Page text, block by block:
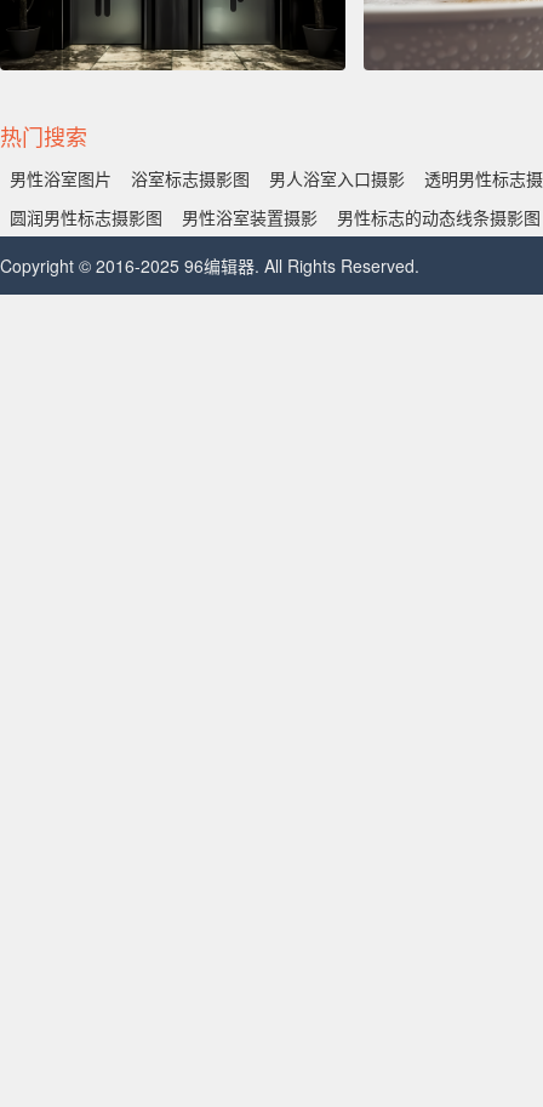
热门搜索
男性浴室图片 浴室标志摄影图 男人浴室入口摄影
透明男性标志
圆润男性标志摄影图
男性浴室装置摄影
男性标志的动态线条摄影图
Copyright © 2016-2025 96编辑器. All Rights Reserved.